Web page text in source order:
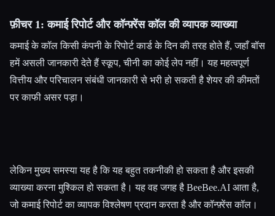
फ़ीचर 1: कमाई रिपोर्ट और कॉन्फ़्रेंस कॉल की व्यापक व्याख्या
कमाई के कॉल किसी कंपनी के रिपोर्ट कार्ड के दिन की तरह होते हैं, जहाँ बॉस
हमें असली जानकारी देते हैं स्कूप, चीनी का कोई लेप नहीं। यह महत्वपूर्ण
वित्तीय और परिचालन संबंधी जानकारी से भरी हो सकती है शेयर की कीमतों
पर काफी असर पड़ा।
लेकिन मुख्य समस्या यह है कि यह बहुत तकनीकी हो सकता है और इसकी
व्याख्या करना मुश्किल हो सकता है। यह वह जगह है BeeBee.AI आता है,
जो कमाई रिपोर्ट का व्यापक विश्लेषण प्रदान करता है और कॉन्फ़्रेंस कॉल।